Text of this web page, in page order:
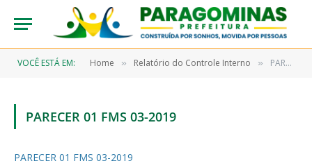
VOCÊ ESTÁ EM: Home » Relatório do Controle Interno » PARECER 01 FMS 03-2019
PARECER 01 FMS 03-2019
PARECER 01 FMS 03-2019